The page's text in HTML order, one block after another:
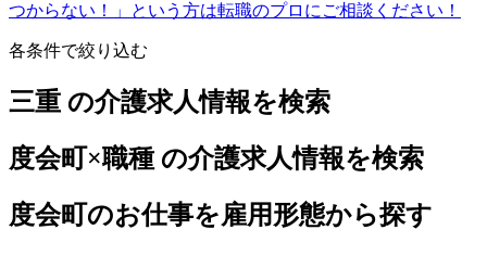
つからない！」という方は転職のプロにご相談ください！
各条件で絞り込む
三重 の介護求人情報を検索
度会町×職種 の介護求人情報を検索
度会町のお仕事を雇用形態から探す